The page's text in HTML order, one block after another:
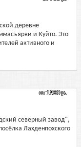
деревне
и Куйто. Это
активного и
от 1500 р.
северный завод",
Лахденпохского